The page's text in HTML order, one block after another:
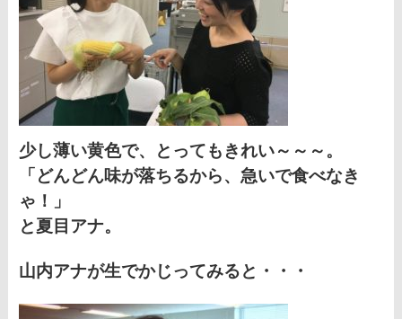
少し薄い黄色で、とってもきれい～～～。
「どんどん味が落ちるから、急いで食べなき
ゃ！」
と夏目アナ。
山内アナが生でかじってみると・・・